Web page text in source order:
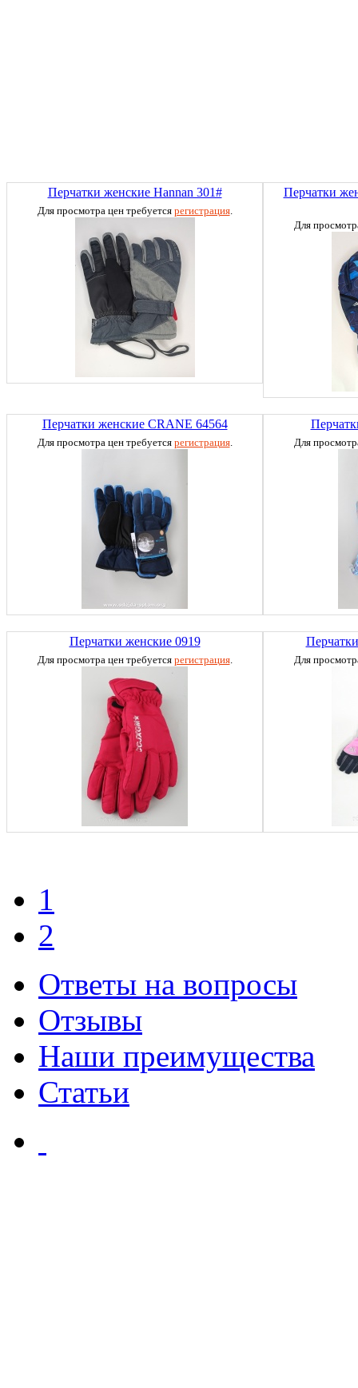
Перчатки женские Hannan 301#
Для просмотра цен требуется регистрация.
Перчатки
Для
Перчатки женские CRANE 64564
Для просмотра цен требуется регистрация. Для
Перчатки женские 0919
Для просмотра цен требуется регистрация. Для
1
2
Ответы на вопросы
Отзывы
Наши преимущества
Статьи